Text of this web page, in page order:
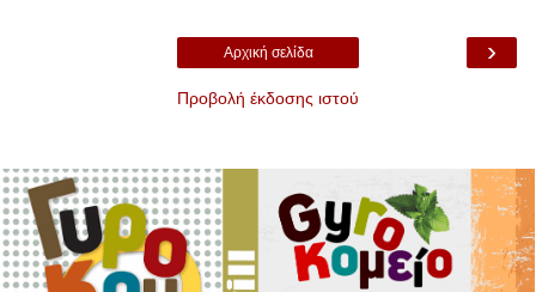
›
Αρχική σελίδα
Προβολή έκδοσης ιστού